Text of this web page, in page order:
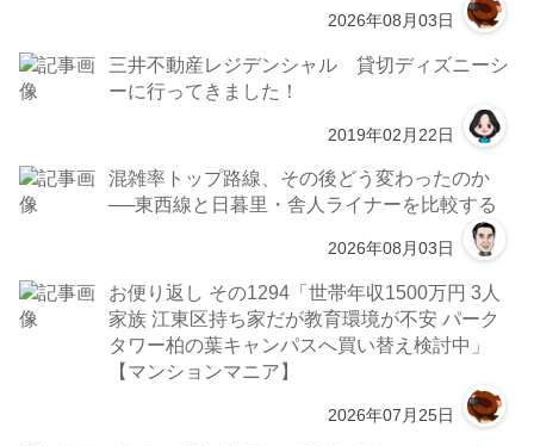
2026年08月03日
三井不動産レジデンシャル 貸切ディズニーシ
ーに行ってきました！
2019年02月22日
混雑率トップ路線、その後どう変わったのか
──東西線と日暮里・舎人ライナーを比較する
2026年08月03日
お便り返し その1294「世帯年収1500万円 3人
家族 江東区持ち家だが教育環境が不安 パーク
タワー柏の葉キャンパスへ買い替え検討中」
【マンションマニア】
2026年07月25日